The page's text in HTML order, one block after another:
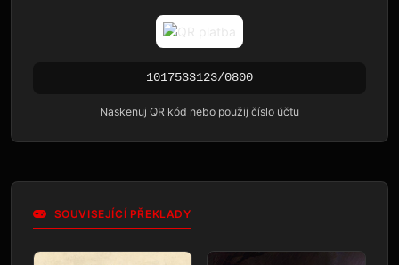
1017533123/0800
Naskenuj QR kód nebo použij číslo účtu
SOUVISEJÍCÍ PŘEKLADY